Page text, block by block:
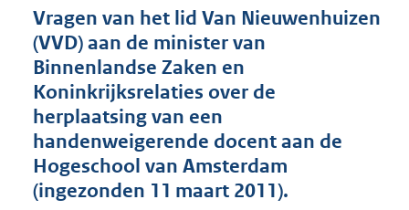
n
d
s
g
r
t
t
e
:
Vragen van het lid Van Nieuwenhuizen
(VVD) aan de minister van
Binnenlandse Zaken en
Koninkrijksrelaties over de
herplaatsing van een
handenweigerende docent aan de
Hogeschool van Amsterdam
(ingezonden 11 maart 2011).